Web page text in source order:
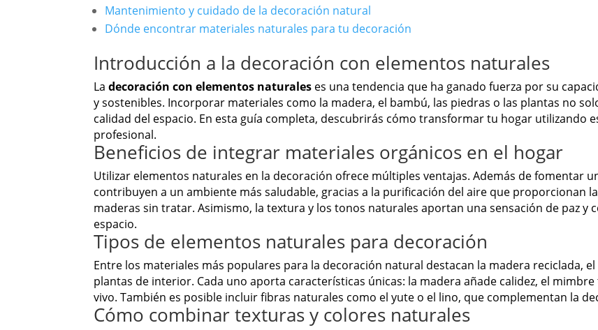
Mantenimiento y cuidado de la decoración natural
Dónde encontrar materiales naturales para tu decoración
Introducción a la decoración con elementos naturales
Ladecoración con elementos naturales es una tendencia que ha ganado fuerza por su
y sostenibles. Incorporar materiales como la madera, el bambú, las piedras o las plantas no
calidad del espacio. En esta guía completa, descubrirás cómo transformar tu hogar utilizando
profesional.
Beneficios de integrar materiales orgánicos en el hogar
Utilizar elementos naturales en la decoración ofrece múltiples ventajas. Además de fomentar
contribuyen a un ambiente más saludable, gracias a la purificación del aire que proporcionan
maderas sin tratar. Asimismo, la textura y los tonos naturales aportan una sensación de paz y
espacio.
Tipos de elementos naturales para decoración
Entre los materiales más populares para la decoración natural destacan la madera reciclada,
plantas de interior. Cada uno aporta características únicas: la madera añade calidez, el
vivo. También es posible incluir fibras naturales como el yute o el lino, que complementan la
Cómo combinar texturas y colores naturales